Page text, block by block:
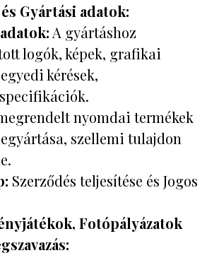
Gyártási adatok:
A gyártáshoz
logók, képek, grafikai
kérések,
nyomdai termékek
szellemi tulajdon
Szerződés teljesítése és Jogos
Fotópályázatok